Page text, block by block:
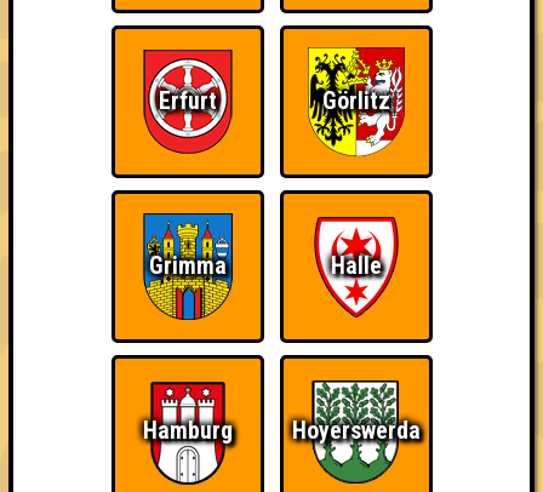
1. Die Bolschemiezen
14
14 17 45
2. Mein Lieblingsteam
14 14 16 44
3. Mangolds Beste
15 16 43
4. Premium Resterampe
Erfurt Görlitz
Grimma Halle
Hamburg Hoyerswerda